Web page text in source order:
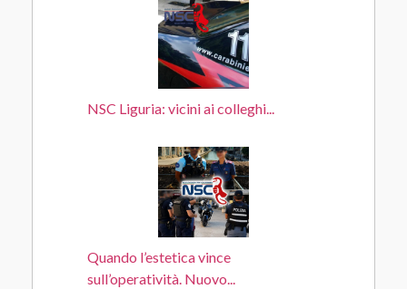
NSC Liguria: vicini ai colleghi...
Quando l’estetica vince
sull’operatività. Nuovo...